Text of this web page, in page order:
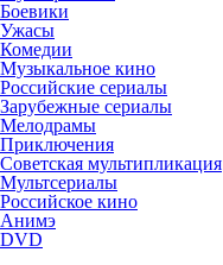
Боевики
Ужасы
Комедии
Музыкальное кино
Российские сериалы
Зарубежные сериалы
Мелодрамы
Приключения
Советская мультипликация
Мультсериалы
Российское кино
Анимэ
DVD